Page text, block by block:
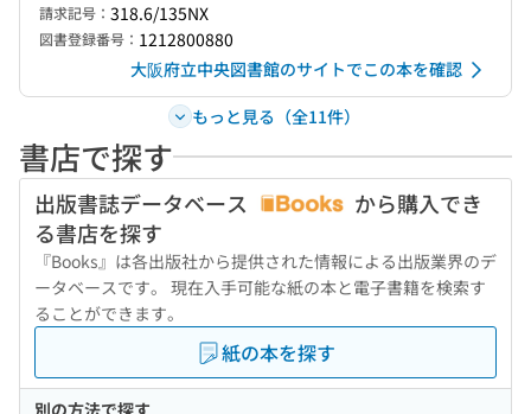
請求記号： 318.6/135NX
図書登録番号： 1212800880
大阪府立中央図書館のサイトでこの本を確認
もっと見る（全11件）
書店で探す
出版書誌データベース
から購入でき
る書店を探す
『Books』は各出版社から提供された情報による出版業界のデ
ータベースです。 現在入手可能な紙の本と電子書籍を検索す
ることができます。
紙の本を探す
別の方法で探す